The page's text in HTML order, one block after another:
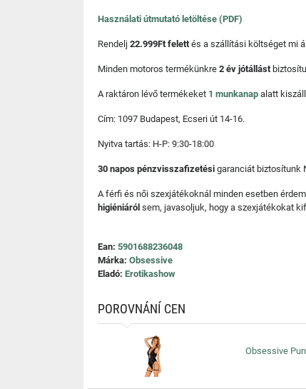
Használati útmutató letöltése (PDF)
Rendelj 22.999Ft felettés a szállítási költséget mi
Minden motoros termékünkre 2 év jótállást
A raktáron lévő termékeket 1 munkanap alatt
Cím: 1097 Budapest, Ecseri út 14-16.
Nyitva tartás: H-P: 9:30-18:00
30 napos pénzvisszafizetési garanciát biztosítunk
A férfi és női szexjátékoknál minden esetben
higiéniáról sem, javasoljuk, hogy a szexjátékokat
Ean: 5901688236048
Márka: Obsessive
Eladó: Erotikashow
POROVNÁNÍ CEN
Obsessive